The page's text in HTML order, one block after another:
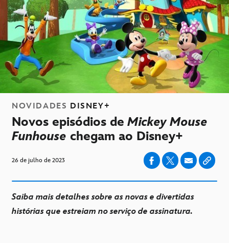
NOVIDADES DISNEY+
Novos episódios de Mickey Mouse
Funhouse chegam ao Disney+
26 de julho de 2023
Saiba mais detalhes sobre as novas e divertidas
histórias que estreiam no serviço de assinatura.